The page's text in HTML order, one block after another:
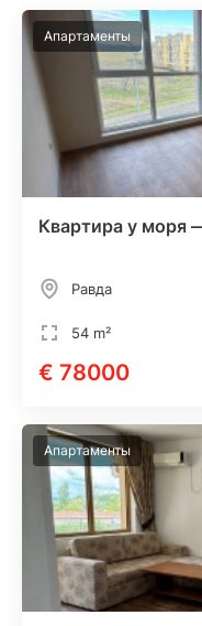
Апартаменты
Квартира у моря
Равда
54 m²
€ 78000
Апартаменты